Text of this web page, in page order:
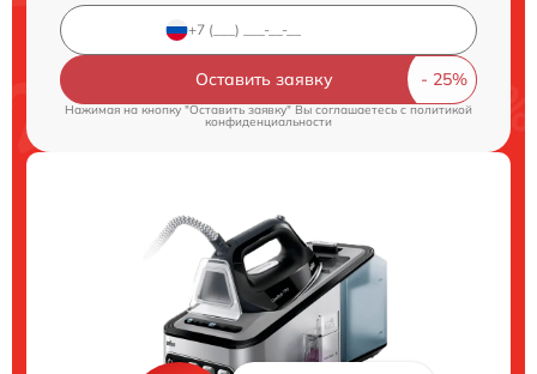
Оставить заявку
Нажимая на кнопку "Оставить заявку" Вы соглашаетесь cполитикой
конфиденциальности